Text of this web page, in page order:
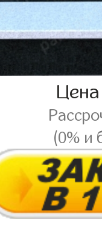
(0% и